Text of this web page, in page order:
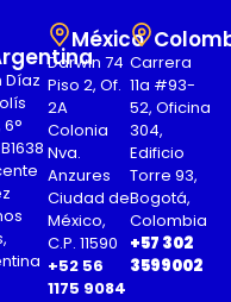
Díaz
6°
México
Darwin 74
Piso 2, Of.
2A
Colonia
Nva.
Anzures
Ciudad de
México,
C.P. 11590
+52 56
1175 9084
Carrera
11a #93-
52, Oficina
304,
Edificio
Torre 93,
Bogotá,
Colombia
+57 302
3599002